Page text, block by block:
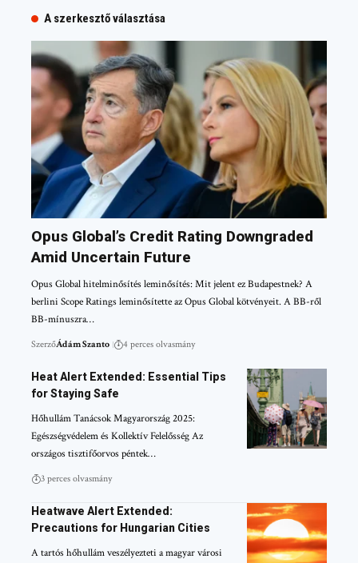
A szerkesztő választása
Opus Global’s Credit Rating Downgraded
Amid Uncertain Future
Opus Global hitelminősítés leminősítés: Mit jelent ez Budapestnek? A
berlini Scope Ratings leminősítette az Opus Global kötvényeit. A BB-ről
BB-mínuszra…
SzerzőÁdám Szanto 4 perces olvasmány
Heat Alert Extended: Essential Tips
for Staying Safe
Hőhullám Tanácsok Magyarország 2025:
Egészségvédelem és Kollektív Felelősség Az
országos tisztifőorvos péntek…
3 perces olvasmány
Heatwave Alert Extended:
Precautions for Hungarian Cities
A tartós hőhullám veszélyezteti a magyar városi